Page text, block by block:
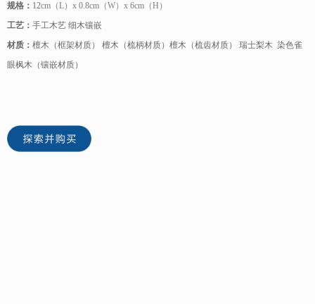
规格： 12cm（L）x 0.8cm（W）x 6cm（H）
工艺： 手工木艺 细木镶嵌
材质： 檀木（框架材质） 檀木（梳柄材质）檀木（梳齿材质） 瑞士梨木 染色雀
眼枫木（镶嵌材质）